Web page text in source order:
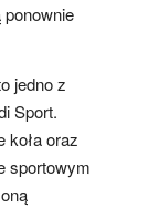
jedno z
Sport.
koła oraz
sportowym